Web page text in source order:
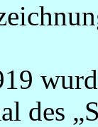
des